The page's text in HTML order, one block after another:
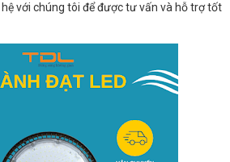
với chúng tôi để được tư vấn và hỗ trợ tốt